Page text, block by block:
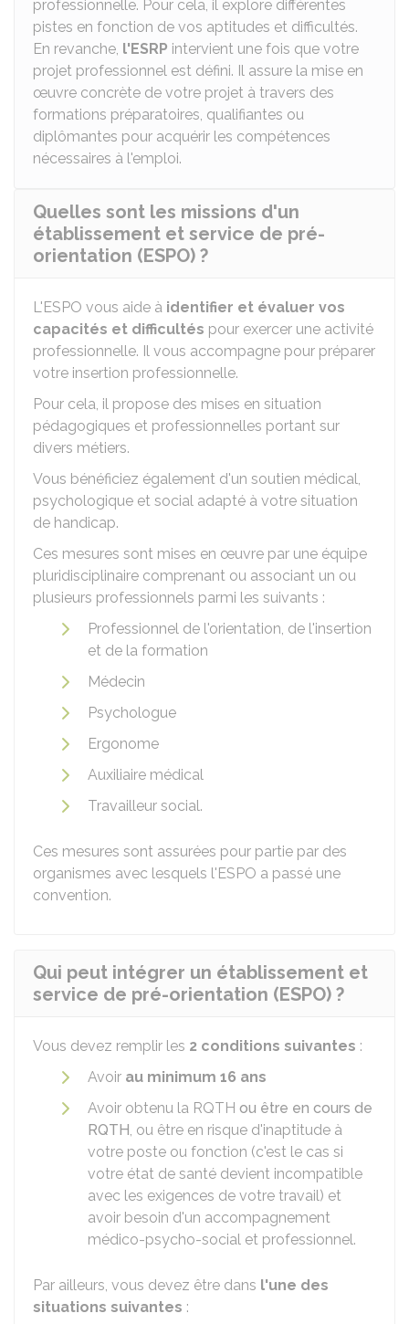
professionnelle. Pour cela, il explore différentes
pistes en fonction de vos aptitudes et difficultés.
En revanche, l'ESRP intervient une fois que votre
projet professionnel est défini. Il assure la mise en
œuvre concrète de votre projet à travers des
formations préparatoires, qualifiantes ou
diplômantes pour acquérir les compétences
nécessaires à l'emploi.
Quelles sont les missions d'un
établissement et service de pré-
orientation (ESPO) ?
L'ESPO vous aide à identifier et évaluer vos
capacités et difficultés pour exercer une activité
professionnelle. Il vous accompagne pour préparer
votre insertion professionnelle.
Pour cela, il propose des mises en situation
pédagogiques et professionnelles portant sur
divers métiers.
Vous bénéficiez également d'un soutien médical,
psychologique et social adapté à votre situation
de handicap.
Ces mesures sont mises en œuvre par une équipe
pluridisciplinaire comprenant ou associant un ou
plusieurs professionnels parmi les suivants :
Professionnel de l'orientation, de l'insertion
et de la formation
Médecin
Psychologue
Ergonome
Auxiliaire médical
Travailleur social.
Ces mesures sont assurées pour partie par des
organismes avec lesquels l'ESPO a passé une
convention.
Qui peut intégrer un établissement et
service de pré-orientation (ESPO) ?
Vous devez remplir les 2 conditions suivantes :
Avoir au minimum 16 ans
Avoir obtenu la RQTH ou être en cours de
RQTH, ou être en risque d'inaptitude à
votre poste ou fonction (c'est le cas si
votre état de santé devient incompatible
avec les exigences de votre travail) et
avoir besoin d'un accompagnement
médico-psycho-social et professionnel.
Par ailleurs, vous devez être dans l'une des
situations suivantes :